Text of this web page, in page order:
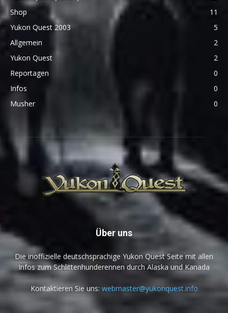
Shop
11
Yukon Quest 2003
5
Allgemein
2
Yukon Quest
2
Reportagen
0
Infos
0
Musher
0
Über uns
Die inoffizielle deutschsprachige Yukon Quest Seite mit allen
Infos zum Schlittenhunderennen durch Alaska und Kanada
Kontaktieren Sie uns: webmaster@yukonquest.info